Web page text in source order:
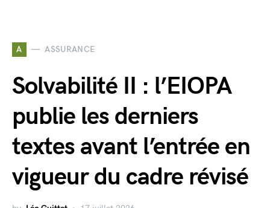
A ASSURANCE
Solvabilité II : l’EIOPA
publie les derniers
textes avant l’entrée en
vigueur du cadre révisé